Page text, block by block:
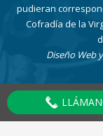
pudieran
Cofradía de la
Diseño Web